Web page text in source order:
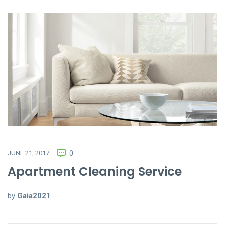
JUNE 21, 2017 0
Apartment Cleaning Service
by Gaia2021